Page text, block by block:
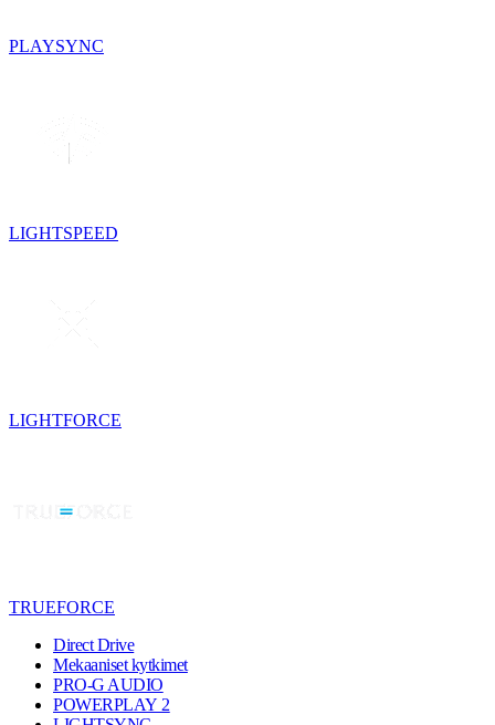
PLAYSYNC
LIGHTSPEED
LIGHTFORCE
TRUEFORCE
Direct Drive
Mekaaniset kytkimet
PRO-G AUDIO
POWERPLAY 2